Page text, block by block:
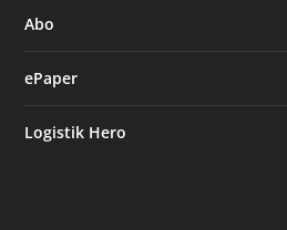
Abo
ePaper
Logistik Hero